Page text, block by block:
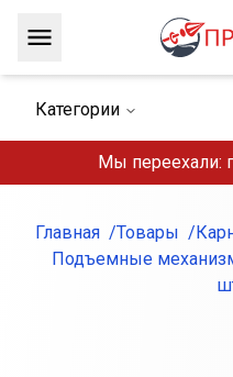
Навигация
Категории
Мы переехали:
Главная Товары
Подъемные